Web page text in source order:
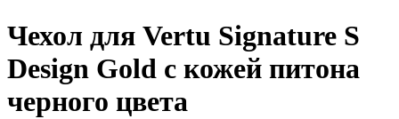
Чехол для Vertu Signature S
Design Gold с кожей питона
черного цвета